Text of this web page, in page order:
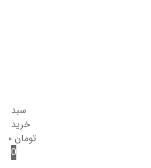
سبد
خرید
تومان ۰
0